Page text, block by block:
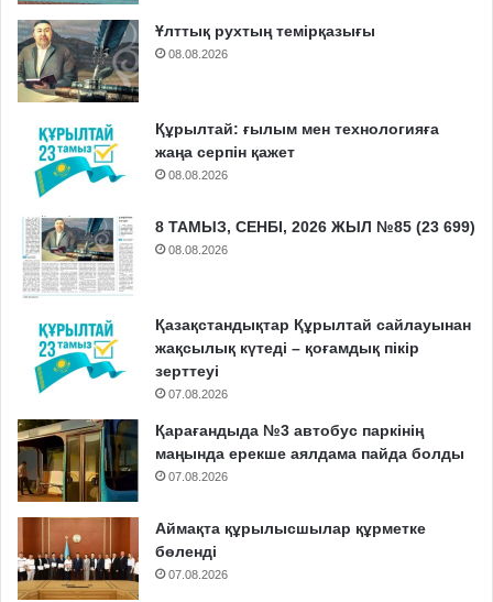
Ұлттық рухтың темірқазығы
08.08.2026
Құрылтай: ғылым мен технологияға
жаңа серпін қажет
08.08.2026
8 ТАМЫЗ, СЕНБІ, 2026 ЖЫЛ №85 (23 699)
08.08.2026
Қазақстандықтар Құрылтай сайлауынан
жақсылық күтеді – қоғамдық пікір
зерттеуі
07.08.2026
Қарағандыда №3 автобус паркінің
маңында ерекше аялдама пайда болды
07.08.2026
Аймақта құрылысшылар құрметке
бөленді
07.08.2026